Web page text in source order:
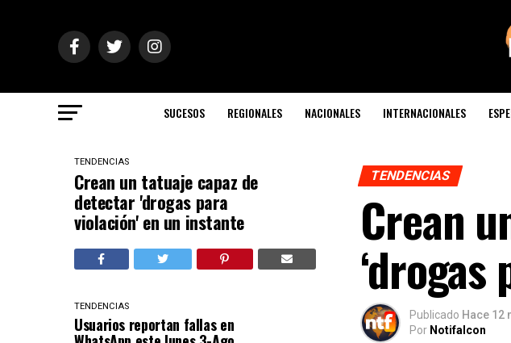
SUCESOS REGIONALES NACIONALES INTERNACIONALES
TENDENCIAS
Crean un tatuaje capaz de
detectar 'drogas para
violación' en un instante
TENDENCIAS
Usuarios reportan fallas en
TENDENCIAS
Crean
Publicado Hace 12
Por Notifalcon